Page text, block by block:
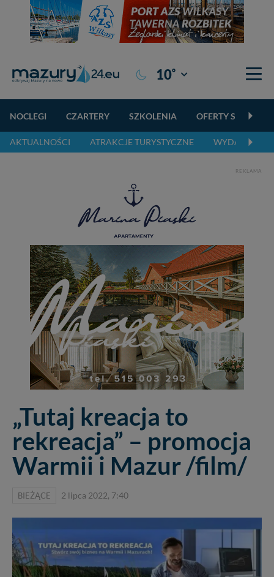
10° Giżycko
NOCLEGI CZARTERY SZKOLENIA OFERTY
AKTUALNOŚCI ATRAKCJE TURYSTYCZNE WYDARZENIA
REKLAMA
„Tutaj kreacja to
rekreacja” – promocja
Warmii i Mazur /film/
BIEŻĄCE 2 lipca 2022, 7:40